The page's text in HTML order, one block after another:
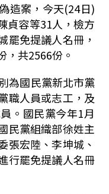
造案，今天(24日)
貞容等31人，檢方
罷免提議人名冊，
，共2566份。
為國民黨新北市黨
職人員或志工，及
。國民黨今年1月
民黨組織部徐姓主
張宏陸、李坤城、
行罷免提議人名冊